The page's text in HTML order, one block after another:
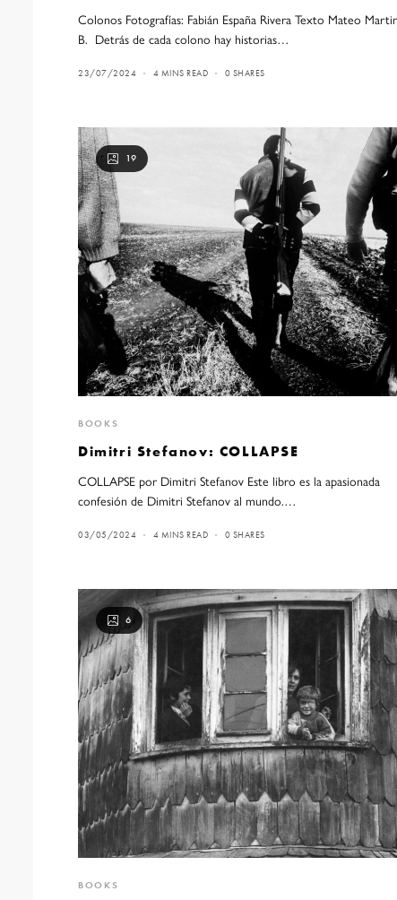
Colonos Fotografías: Fabián España Rivera Texto Mateo
B. Detrás de cada colono hay historias…
23/07/2024 4 MINS READ 0 SHARES
19
BOOKS
Dimitri Stefanov: COLLAPSE
COLLAPSE por Dimitri Stefanov Este libro es la apasionada
confesión de Dimitri Stefanov al mundo.…
03/05/2024 4 MINS READ 0 SHARES
6
BOOKS